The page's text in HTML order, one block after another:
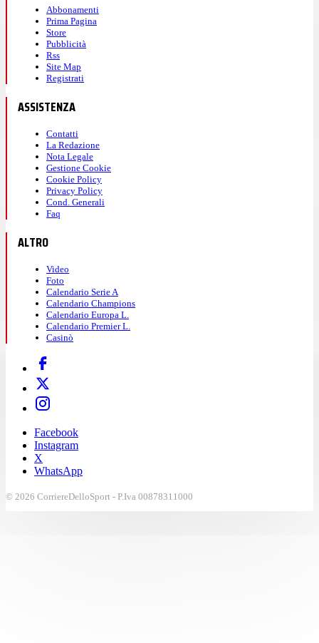
Abbonamenti
Prima Pagina
Store
Pubblicità
Rss
Site Map
Registrati
ASSISTENZA
Contatti
La Redazione
Nota Legale
Gestione Cookie
Cookie Policy
Privacy Policy
Cond. Generali
Faq
ALTRO
Video
Foto
Calendario Serie A
Calendario Champions
Calendario Europa L.
Calendario Premier L.
Casinò
Facebook
Instagram
X
WhatsApp
© 2026 CorriereDelloSport - P.Iva 00878311000